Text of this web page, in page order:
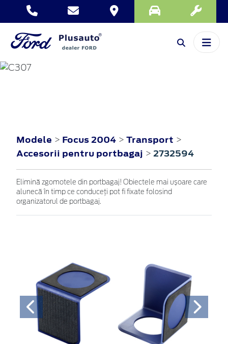
Modele > Focus 2004 > Transport >
Accesorii pentru portbagaj > 2732594
Elimină zgomotele din portbagaj! Obiectele mai ușoare care
alunecă în timp ce conduceți pot fi fixate folosind
organizatorul de portbagaj.